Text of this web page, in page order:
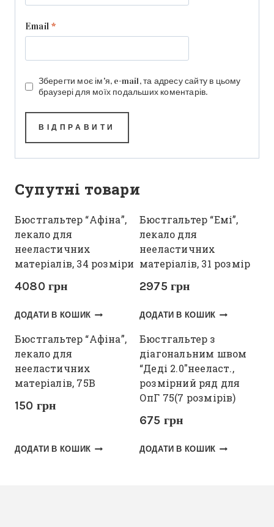
Email*
Зберегти моє ім'я, e-mail, та адресу сайту в цьому
браузері для моїх подальших коментарів.
Супутні товари
Бюстгальтер “Афіна”,
лекало для
нееластичних
матеріалів, 34 розміри
4080 грн
ДОДАТИ В КОШИК
Бюстгальтер “Емі”,
лекало для
нееластичних
матеріалів, 31 розмір
2975 грн
ДОДАТИ В КОШИК
Бюстгальтер “Афіна”,
лекало для
нееластичних
матеріалів, 75В
150 грн
ДОДАТИ В КОШИК
Бюстгальтер з
діагональним швом
“Деді 2.0″нееласт.,
розмірний ряд для
ОпГ 75(7 розмірів)
675 грн
ДОДАТИ В КОШИК